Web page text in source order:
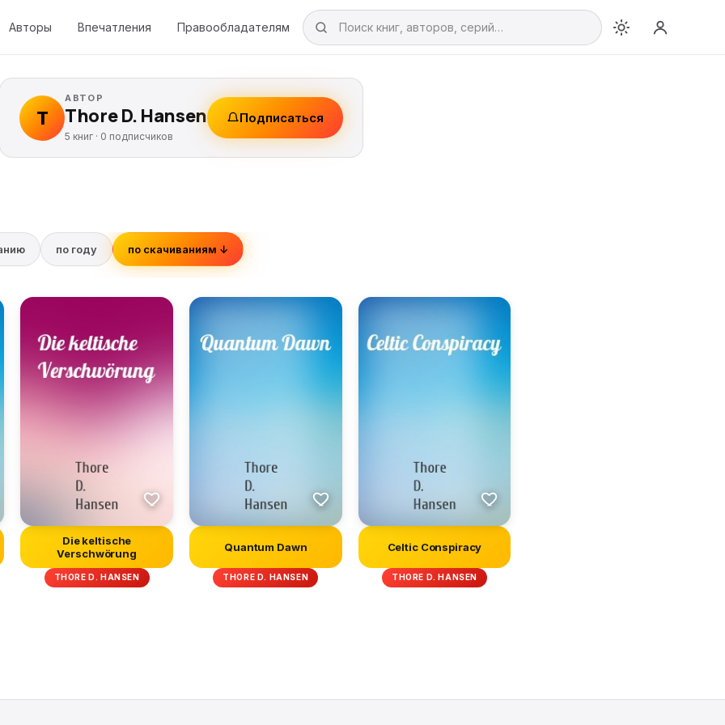
Авторы Впечатления Правообладателям
T
АВТОР
Thore D. Hansen
5 книг · 0 подписчиков
Подписаться
по году по скачиваниям ↓
Die keltische
Verschwörung
THORE D. HANSEN
Quantum Dawn
THORE D. HANSEN
Celtic Conspiracy
THORE D. HANSEN